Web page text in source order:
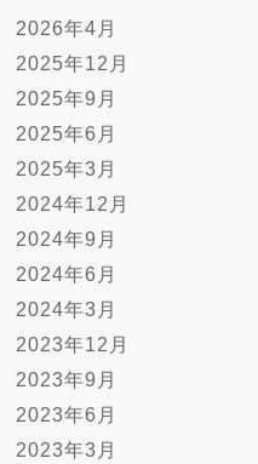
2026年4月
2025年12月
2025年9月
2025年6月
2025年3月
2024年12月
2024年9月
2024年6月
2024年3月
2023年12月
2023年9月
2023年6月
2023年3月